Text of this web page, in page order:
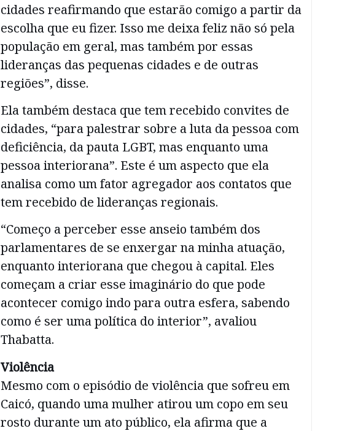
cidades reafirmando que estarão comigo a partir da
escolha que eu fizer. Isso me deixa feliz não só pela
população em geral, mas também por essas
lideranças das pequenas cidades e de outras
regiões”, disse.
Ela também destaca que tem recebido convites de
cidades, “para palestrar sobre a luta da pessoa com
deficiência, da pauta LGBT, mas enquanto uma
pessoa interiorana”. Este é um aspecto que ela
analisa como um fator agregador aos contatos que
tem recebido de lideranças regionais.
“Começo a perceber esse anseio também dos
parlamentares de se enxergar na minha atuação,
enquanto interiorana que chegou à capital. Eles
começam a criar esse imaginário do que pode
acontecer comigo indo para outra esfera, sabendo
como é ser uma política do interior”, avaliou
Thabatta.
Violência
Mesmo com o episódio de violência que sofreu em
Caicó, quando uma mulher atirou um copo em seu
rosto durante um ato público, ela afirma que a